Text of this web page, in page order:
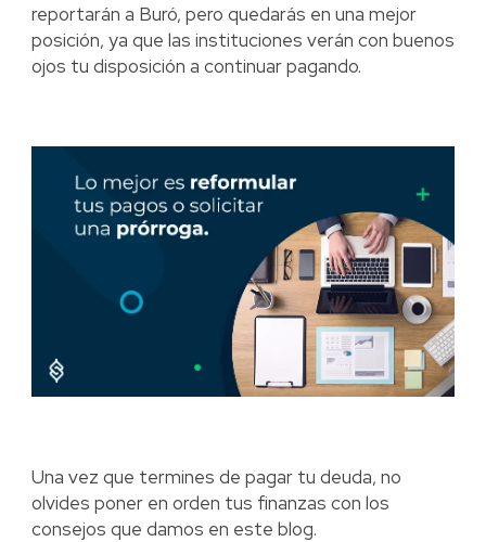
reportarán a Buró, pero quedarás en una mejor
posición, ya que las instituciones verán con buenos
ojos tu disposición a continuar pagando.
Una vez que termines de pagar tu deuda, no
olvides poner en orden tus finanzas con los
consejos que damos en este blog.